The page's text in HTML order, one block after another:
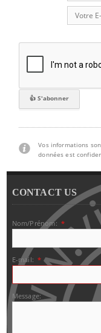
Vos informations
données est
CONTACT US
Nom/Prénom: *
E-mail: *
Message: